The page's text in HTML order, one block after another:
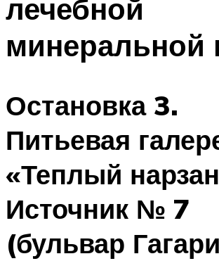
МЕНЮ
лечебной
минеральной
Остановка 3.
Питьевая
«Теплый
Источник № 7
(бульвар